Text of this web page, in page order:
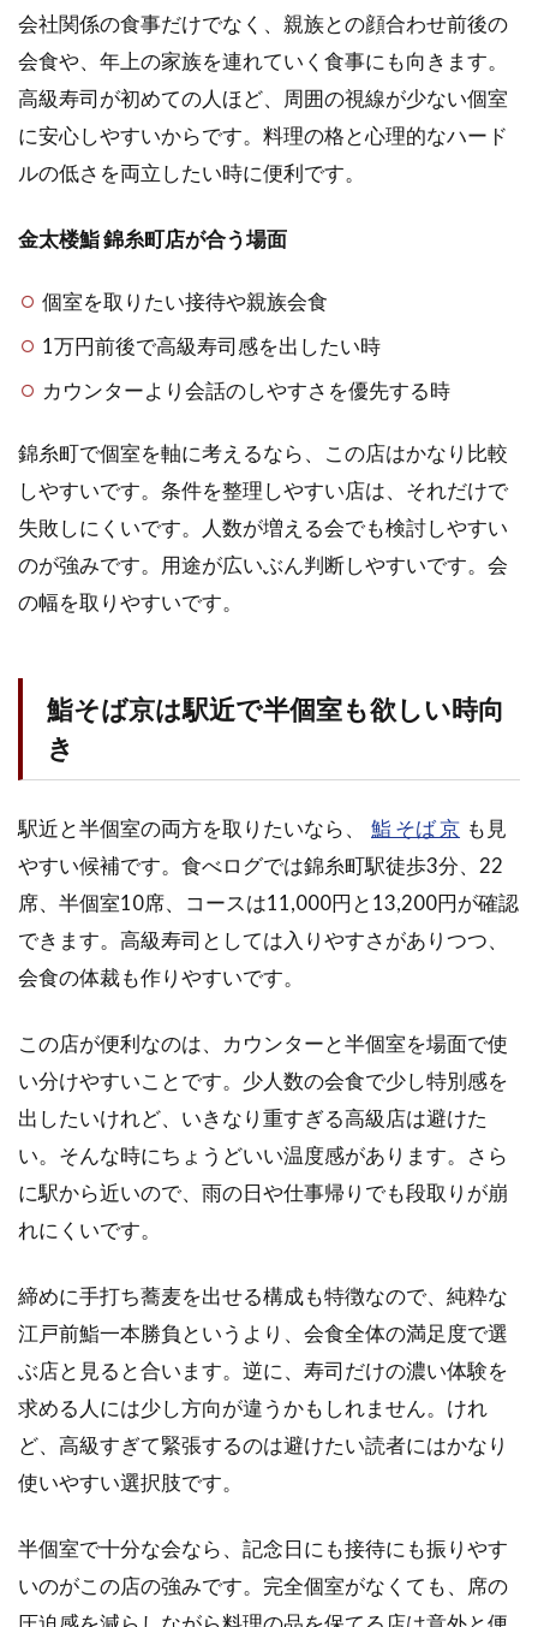
会社関係の食事だけでなく、親族との顔合わせ前後の
会食や、年上の家族を連れていく食事にも向きます。
高級寿司が初めての人ほど、周囲の視線が少ない個室
に安心しやすいからです。料理の格と心理的なハード
ルの低さを両立したい時に便利です。
金太楼鮨 錦糸町店が合う場面
個室を取りたい接待や親族会食
1万円前後で高級寿司感を出したい時
カウンターより会話のしやすさを優先する時
錦糸町で個室を軸に考えるなら、この店はかなり比較
しやすいです。条件を整理しやすい店は、それだけで
失敗しにくいです。人数が増える会でも検討しやすい
のが強みです。用途が広いぶん判断しやすいです。会
の幅を取りやすいです。
鮨そば京は駅近で半個室も欲しい時向
き
駅近と半個室の両方を取りたいなら、 鮨 そば 京 も見
やすい候補です。食べログでは錦糸町駅徒歩3分、22
席、半個室10席、コースは11,000円と13,200円が確認
できます。高級寿司としては入りやすさがありつつ、
会食の体裁も作りやすいです。
この店が便利なのは、カウンターと半個室を場面で使
い分けやすいことです。少人数の会食で少し特別感を
出したいけれど、いきなり重すぎる高級店は避けた
い。そんな時にちょうどいい温度感があります。さら
に駅から近いので、雨の日や仕事帰りでも段取りが崩
れにくいです。
締めに手打ち蕎麦を出せる構成も特徴なので、純粋な
江戸前鮨一本勝負というより、会食全体の満足度で選
ぶ店と見ると合います。逆に、寿司だけの濃い体験を
求める人には少し方向が違うかもしれません。けれ
ど、高級すぎて緊張するのは避けたい読者にはかなり
使いやすい選択肢です。
半個室で十分な会なら、記念日にも接待にも振りやす
いのがこの店の強みです。完全個室がなくても、席の